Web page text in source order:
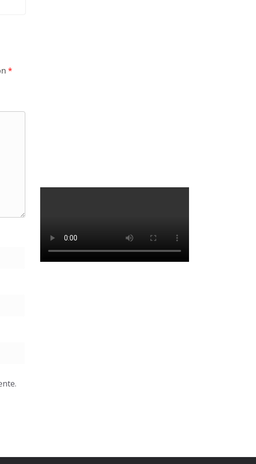
*